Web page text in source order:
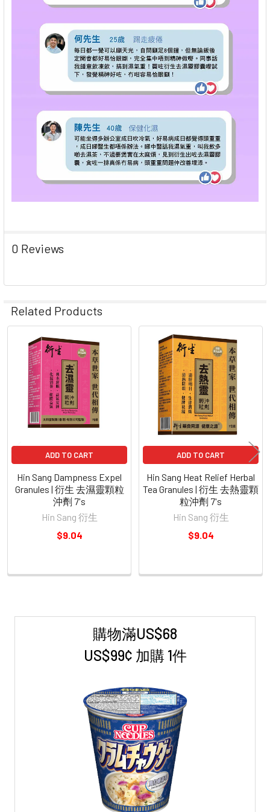
購物滿US$68
US$99¢ 加購 1件
0 Reviews
Related Products
Related
Products
ADD TO CART
Hin Sang Dampness Expel
Granules | 衍生 去濕靈顆粒
沖劑 7's
Hin Sang 衍生
$9.04
ADD TO CART
Hin Sang Heat Relief Herbal
Tea Granules | 衍生 去熱靈顆
粒沖劑 7's
Hin Sang 衍生
$9.04